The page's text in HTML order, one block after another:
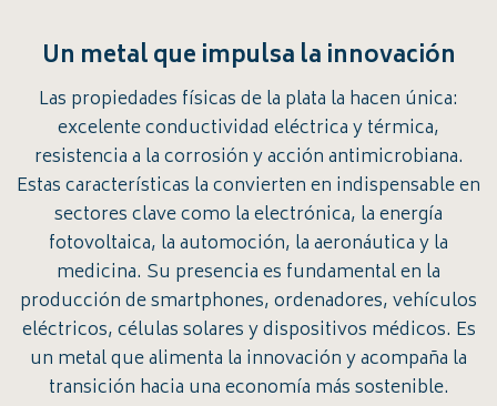
Un metal que impulsa la innovación
Las propiedades físicas de la plata la hacen única:
excelente conductividad eléctrica y térmica,
resistencia a la corrosión y acción antimicrobiana.
Estas características la convierten en indispensable en
sectores clave como la electrónica, la energía
fotovoltaica, la automoción, la aeronáutica y la
medicina. Su presencia es fundamental en la
producción de smartphones, ordenadores, vehículos
eléctricos, células solares y dispositivos médicos. Es
un metal que alimenta la innovación y acompaña la
transición hacia una economía más sostenible.